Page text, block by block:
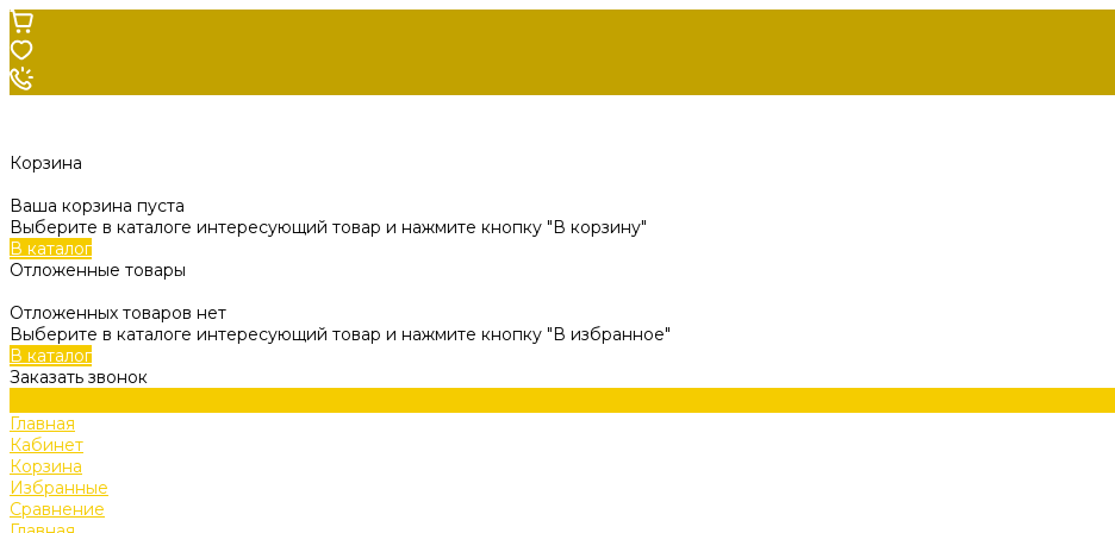
Корзина
Ваша корзина пуста
Выберите в каталоге интересующий товар и нажмите кнопку "В корзину"
В каталог
Отложенные товары
Отложенных товаров нет
Выберите в каталоге интересующий товар и нажмите кнопку "В избранное"
В каталог
Заказать звонок
Главная
Кабинет
Корзина
Избранные
Сравнение